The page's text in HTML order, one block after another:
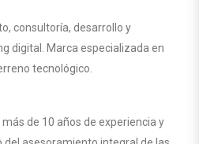
consultoría, desarrollo y
digital. Marca especializada en
tecnológico.
de 10 años de experiencia y